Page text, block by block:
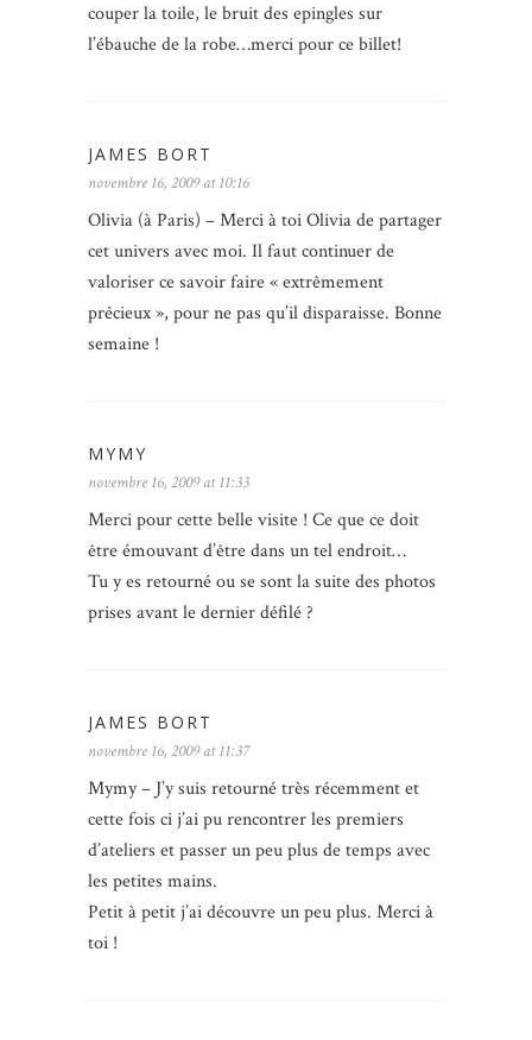
couper la toile, le bruit des epingles sur
l’ébauche de la robe…merci pour ce billet!
JAMES BORT
novembre 16, 2009 at 10:16
Olivia (à Paris) – Merci à toi Olivia de partager
cet univers avec moi. Il faut continuer de
valoriser ce savoir faire « extrêmement
précieux », pour ne pas qu’il disparaisse. Bonne
semaine !
MYMY
novembre 16, 2009 at 11:33
Merci pour cette belle visite ! Ce que ce doit
être émouvant d’être dans un tel endroit…
Tu y es retourné ou se sont la suite des photos
prises avant le dernier défilé ?
JAMES BORT
novembre 16, 2009 at 11:37
Mymy – J’y suis retourné très récemment et
cette fois ci j’ai pu rencontrer les premiers
d’ateliers et passer un peu plus de temps avec
les petites mains.
Petit à petit j’ai découvre un peu plus. Merci à
toi !